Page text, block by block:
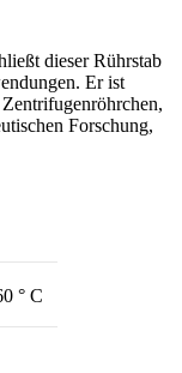
dieser Rührstab
Er ist
Forschung,
° C